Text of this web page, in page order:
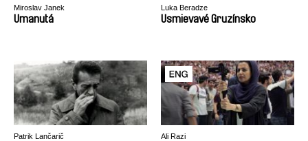
Miroslav Janek
Umanutá
Luka Beradze
Usmievavé Gruzínsko
Patrik Lančarič Ali Razi